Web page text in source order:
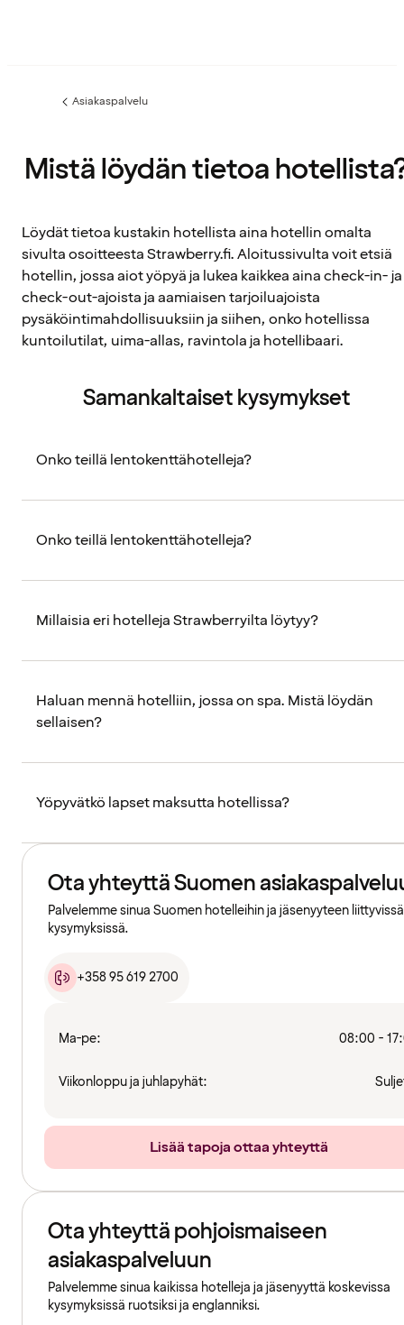
Edellinen
Asiakaspalvelu
Mistä löydän tietoa
Löydät tietoa kustakin hotellista aina hotellin omalta
sivulta osoitteesta Strawberry.fi. Aloitussivulta voit etsiä
hotellin, jossa aiot yöpyä ja lukea kaikkea aina check-in- ja
check-out-ajoista ja aamiaisen tarjoiluajoista
pysäköintimahdollisuuksiin ja siihen, onko hotellissa
kuntoilutilat, uima-allas, ravintola ja hotellibaari.
Samankaltaiset kysymykset
Onko teillä lentokenttähotelleja?
Onko teillä lentokenttähotelleja?
Millaisia eri hotelleja Strawberryilta löytyy?
Haluan mennä hotelliin, jossa on spa. Mistä löydän
sellaisen?
Yöpyvätkö lapset maksutta hotellissa?
Ota yhteyttä Suomen
Palvelemme sinua Suomen hotelleihin ja jäsenyyteen liittyvissä
kysymyksissä.
+358 95 619 2700
Ma-pe: 08:00 -
Viikonloppu ja juhlapyhät:
Lisää tapoja ottaa yhteyttä
Ota yhteyttä pohjoismaiseen
asiakaspalveluun
Palvelemme sinua kaikissa hotelleja ja jäsenyyttä koskevissa
kysymyksissä ruotsiksi ja englanniksi.